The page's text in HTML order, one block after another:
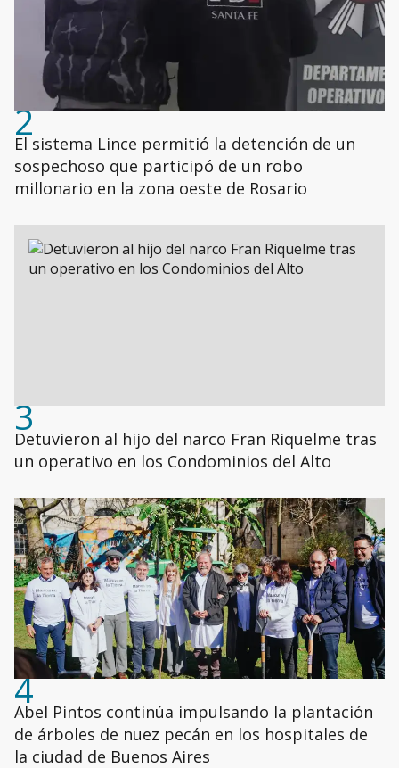
2
El sistema Lince permitió la detención de un
sospechoso que participó de un robo
millonario en la zona oeste de Rosario
3
Detuvieron al hijo del narco Fran Riquelme tras
un operativo en los Condominios del Alto
4
Abel Pintos continúa impulsando la plantación
de árboles de nuez pecán en los hospitales de
la ciudad de Buenos Aires